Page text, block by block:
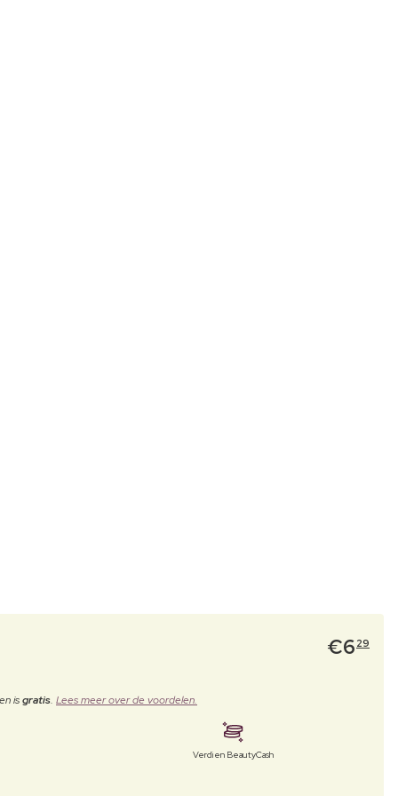
€6 29
isgratis. Lees meer over de voordelen.
Verdien BeautyCash